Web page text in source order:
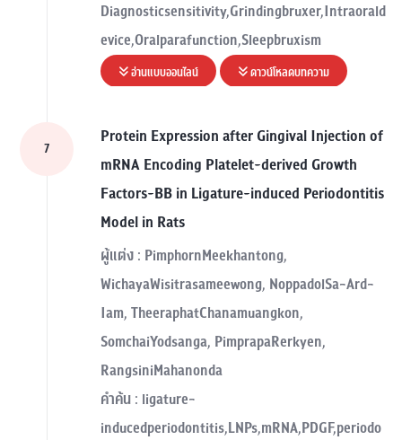
Diagnosticsensitivity,Grindingbruxer,Intraorald
evice,Oralparafunction,Sleepbruxism
อ่านแบบออนไลน์ ดาวน์โหลดบทความ
7
Protein Expression after Gingival Injection of
mRNA Encoding Platelet-derived Growth
Factors-BB in Ligature-induced Periodontitis
Model in Rats
ผู้แต่ง : PimphornMeekhantong,
WichayaWisitrasameewong, NoppadolSa-Ard-
Iam, TheeraphatChanamuangkon,
SomchaiYodsanga, PimprapaRerkyen,
RangsiniMahanonda
คำค้น : ligature-
inducedperiodontitis,LNPs,mRNA,PDGF,periodo